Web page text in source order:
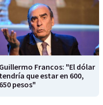
Guillermo Francos: "El dólar
tendría que estar en 600,
650 pesos"